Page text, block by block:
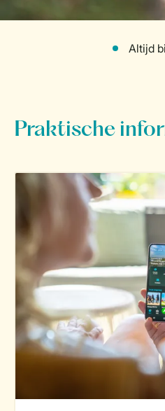
Altijd
Praktische